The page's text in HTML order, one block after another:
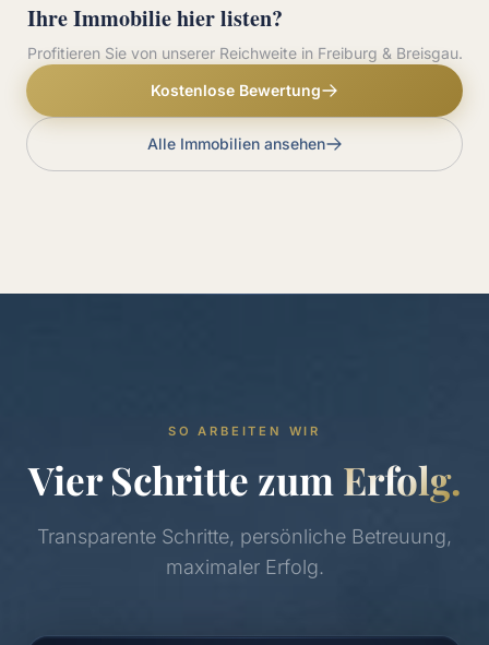
Ihre Immobilie hier listen?
Profitieren Sie von unserer Reichweite in Freiburg & Breisgau.
Kostenlose Bewertung
Alle Immobilien ansehen
SO ARBEITEN WIR
Vier Schritte zum Erfolg.
Transparente Schritte, persönliche Betreuung,
maximaler Erfolg.